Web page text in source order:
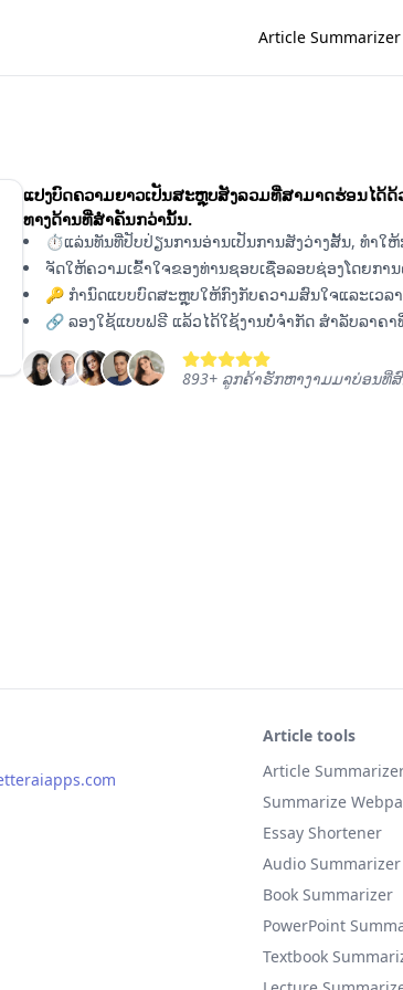
Article Summarizer
ແປງບົດຄວາມຍາວເປັນສະຫຼຸບສັງລວມທີ່ສາມາດຮ່ອນໄດ້
ທາງດ້ານທີ່ສຳຄັນກວ່ານັ້ນ.
⏱️ແລ່ນທັນທີ່ປັບປ່ຽນການອ່ານເປັນການສັງວ່າງສັ້ນ, ທຳໃ
ຈັດໃຫ້ຄວາມເຂົ້າໃຈຂອງທ່ານຊອບເຊື່ອລອບຊ່ອງໂດຍກ
🔑 ກຳ​ນົດ​ແບບ​ບົດ​ສະ​ຫຼຸບ​ໃຫ້​ກົງ​ກັບ​ຄວາມ​ສົນ​ໃຈ​ແລະ​ເວ​ລ
🔗 ລອງໃຊ້ແບບຟຣີ ແລ້ວໄດ້ໃຊ້ງານບໍ່ຈຳກັດ ສໍາລັບລາຄາ
893+ ລູກຄ້າຮັກຫາງາມມາບ່ອນທີ່
Article tools
Article
Summarize
Essay Shortener
Audio Summarizer
Book Summarizer
PowerPoint
Textbook